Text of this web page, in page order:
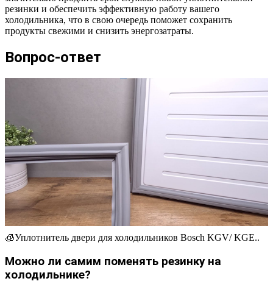
резинки и обеспечить эффективную работу вашего
холодильника, что в свою очередь поможет сохранить
продукты свежими и снизить энергозатраты.
Вопрос-ответ
🧊Уплотнитель двери для холодильников Bosch KGV/ KGE..
Можно ли самим поменять резинку на
холодильнике?